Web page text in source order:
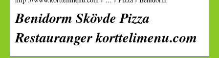
Benidorm Skövde Pizza
Restauranger korttelimenu.com